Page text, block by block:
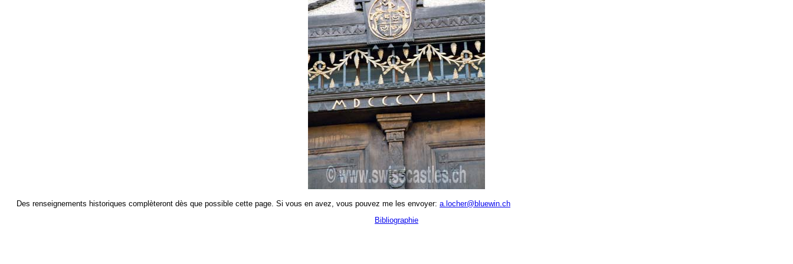
Des renseignements historiques complèteront dès que possible cette page. Si vous en avez, vous pouvez me les envoyer: a.locher@bluewin.ch
Bibliographie